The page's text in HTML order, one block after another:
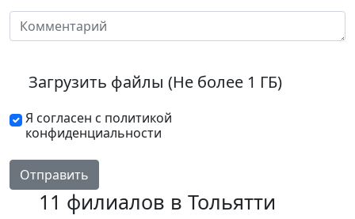
Загрузить файлы (Не более 1 ГБ)
Я согласен с политикой
конфиденциальности
Отправить
11 филиалов в Тольятти